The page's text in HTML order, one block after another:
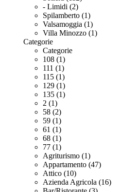
- Limidi (2)
Spilamberto (1)
Valsamoggia (1)
Villa Minozzo (1)
Categorie
Categorie
108 (1)
111 (1)
115 (1)
129 (1)
135 (1)
2 (1)
58 (2)
59 (1)
61 (1)
68 (1)
77 (1)
Agriturismo (1)
Appartamento (47)
Attico (10)
Azienda Agricola (16)